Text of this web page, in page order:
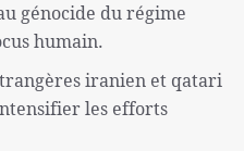
génocide du régime
humain.
iranien et qatari
les efforts